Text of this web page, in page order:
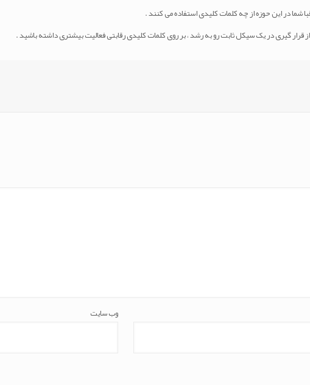
گیری در یک سیکل ثابت رو به رشد ، بر روی کلمات کلیدی رقابتی فعالیت بیشتری داشته باشید .
وب‌ سایت